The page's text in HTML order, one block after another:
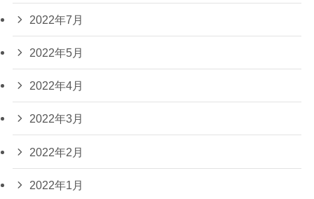
2022年7月
2022年5月
2022年4月
2022年3月
2022年2月
2022年1月